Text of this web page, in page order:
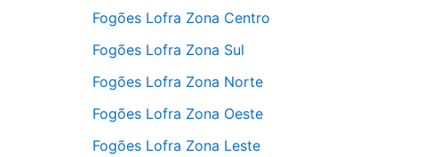
Fogões Lofra Zona Centro
Fogões Lofra Zona Sul
Fogões Lofra Zona Norte
Fogões Lofra Zona Oeste
Fogões Lofra Zona Leste